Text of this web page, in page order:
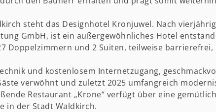
steht das Designhotel Kronjuwel. Nach
GmbH, ist ein außergewöhnliches Hotel
Doppelzimmern und 2 Suiten, teilweise
und kostenlosem Internetzugang,
verwöhnt und zuletzt 2025 umfangreich
Restaurant „Krone“ verfügt über eine
in der Stadt Waldkirch.